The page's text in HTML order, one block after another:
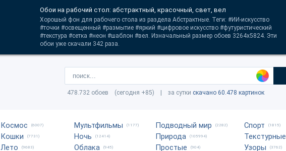
Обои на рабочий стол: абстрактный, красочный, свет, вел
Хорошый фон для рабочего стола из раздела Абстрактные. Теги: #ИИ-искусство
#точки #освещенный #размытие #яркий #цифровое искусство #футуристический
#текстура #сетка #неон #шаблон #вел. Изначальный размер обоев 3264x5824. Эти
обои уже скачали 342 раза.
478.732 обоев (сегодня +85) | за сутки скачано 60.478 картинок
Космос (6007)
Кошки (7731)
Лето (9683)
Мультфильмы (1177)
Ночь (12414)
Облака (945)
Подводный мир (2282)
Природа (105994)
Простые (904)
Спорт (1815)
Текстурные
Узоры (3762)